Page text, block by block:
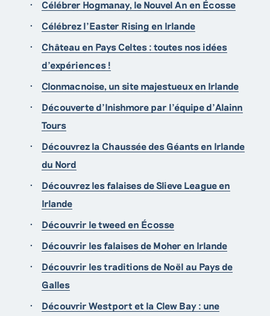
Célébrer Hogmanay, le Nouvel An en Écosse
Célébrez l’Easter Rising en Irlande
Château en Pays Celtes : toutes nos idées
d’expériences !
Clonmacnoise, un site majestueux en Irlande
Découverte d’Inishmore par l’équipe d’Alainn
Tours
Découvrez la Chaussée des Géants en Irlande
du Nord
Découvrez les falaises de Slieve League en
Irlande
Découvrir le tweed en Écosse
Découvrir les falaises de Moher en Irlande
Découvrir les traditions de Noël au Pays de
Galles
Découvrir Westport et la Clew Bay : une